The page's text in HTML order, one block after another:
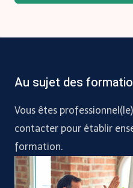
Au sujet des
Vous êtes
contacter pour établir
formation.